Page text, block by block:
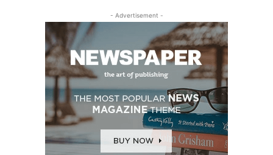
- Advertisement -